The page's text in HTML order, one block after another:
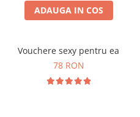
ADAUGA IN COS
Vouchere sexy pentru ea
78 RON